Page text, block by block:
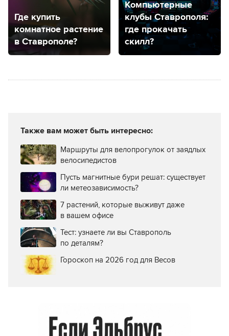
Где купить
комнатное растение
в Ставрополе?
Компьютерные
клубы Ставрополя:
где прокачать
скилл?
Также вам может быть интересно:
Маршруты для велопрогулок от заядлых
велосипедистов
Пусть магнитные бури решат: существует
ли метеозависимость?
7 растений, которые выживут даже
в вашем офисе
Тест: узнаете ли вы Ставрополь
по деталям?
Гороскоп на 2026 год для Весов